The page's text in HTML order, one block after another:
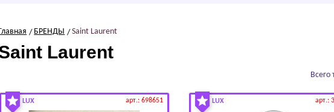
БРЕНДЫ Sаint Lаurеnt
Lаurеnt
Всего
LUX арт.: 698651 LUX арт.: